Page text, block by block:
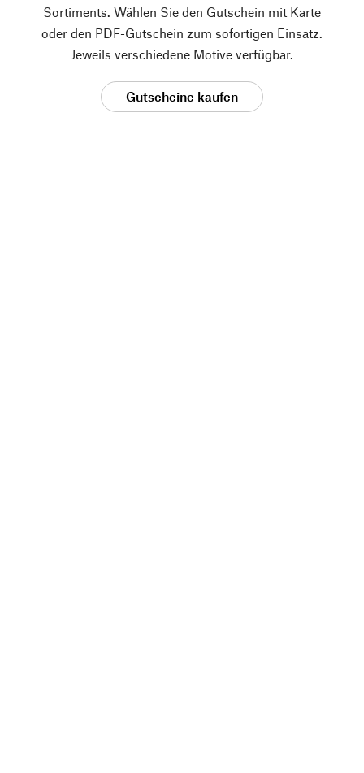
Sortiments. Wählen Sie den Gutschein mit Karte
oder den PDF-Gutschein zum sofortigen Einsatz.
Jeweils verschiedene Motive verfügbar.
Gutscheine kaufen